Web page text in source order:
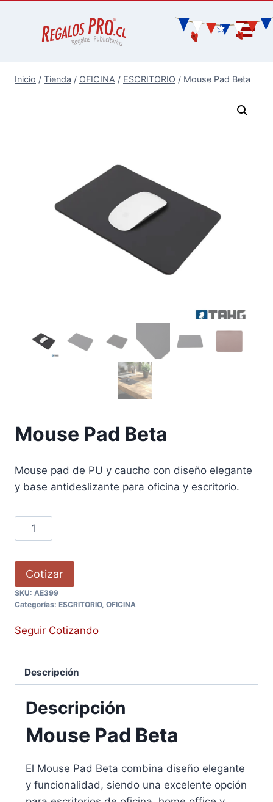
Inicio / Tienda / OFICINA / ESCRITORIO / Mouse Pad Beta
Mouse Pad Beta
Mouse pad de PU y caucho con diseño elegante
y base antideslizante para oficina y escritorio.
Cotizar
SKU: AE399
Categorías: ESCRITORIO, OFICINA
Seguir Cotizando
Descripción
Descripción
Mouse Pad Beta
El Mouse Pad Beta combina diseño elegante
y funcionalidad, siendo una excelente opción